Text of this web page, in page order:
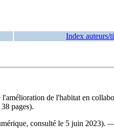
Index auteurs/
de l'habitat en
pages).
consulté le 5 juin 2023).